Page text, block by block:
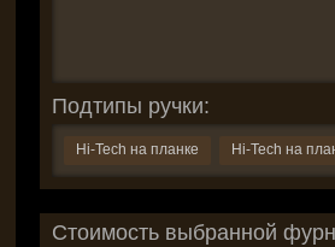
Подтипы ручки:
Hi-Tech на планке Hi-Tech на
Стоимость выбранной